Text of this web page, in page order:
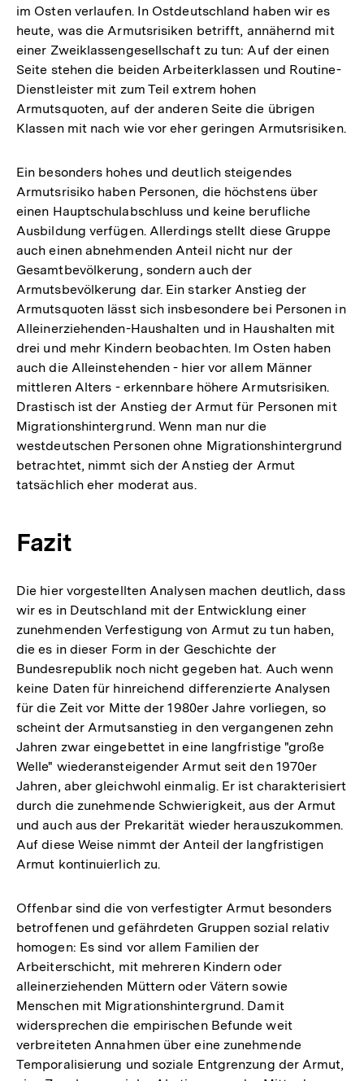
im Osten verlaufen. In Ostdeutschland haben wir es
heute, was die Armutsrisiken betrifft, annähernd mit
einer Zweiklassengesellschaft zu tun: Auf der einen
Seite stehen die beiden Arbeiterklassen und Routine-
Dienstleister mit zum Teil extrem hohen
Armutsquoten, auf der anderen Seite die übrigen
Klassen mit nach wie vor eher geringen Armutsrisiken.
Ein besonders hohes und deutlich steigendes
Armutsrisiko haben Personen, die höchstens über
einen Hauptschulabschluss und keine berufliche
Ausbildung verfügen. Allerdings stellt diese Gruppe
auch einen abnehmenden Anteil nicht nur der
Gesamtbevölkerung, sondern auch der
Armutsbevölkerung dar. Ein starker Anstieg der
Armutsquoten lässt sich insbesondere bei Personen in
Alleinerziehenden-Haushalten und in Haushalten mit
drei und mehr Kindern beobachten. Im Osten haben
auch die Alleinstehenden - hier vor allem Männer
mittleren Alters - erkennbare höhere Armutsrisiken.
Drastisch ist der Anstieg der Armut für Personen mit
Migrationshintergrund. Wenn man nur die
westdeutschen Personen ohne Migrationshintergrund
betrachtet, nimmt sich der Anstieg der Armut
tatsächlich eher moderat aus.
Fazit
Die hier vorgestellten Analysen machen deutlich, dass
wir es in Deutschland mit der Entwicklung einer
zunehmenden Verfestigung von Armut zu tun haben,
die es in dieser Form in der Geschichte der
Bundesrepublik noch nicht gegeben hat. Auch wenn
keine Daten für hinreichend differenzierte Analysen
für die Zeit vor Mitte der 1980er Jahre vorliegen, so
scheint der Armutsanstieg in den vergangenen zehn
Jahren zwar eingebettet in eine langfristige "große
Welle" wiederansteigender Armut seit den 1970er
Jahren, aber gleichwohl einmalig. Er ist charakterisiert
durch die zunehmende Schwierigkeit, aus der Armut
und auch aus der Prekarität wieder herauszukommen.
Auf diese Weise nimmt der Anteil der langfristigen
Armut kontinuierlich zu.
Offenbar sind die von verfestigter Armut besonders
betroffenen und gefährdeten Gruppen sozial relativ
homogen: Es sind vor allem Familien der
Arbeiterschicht, mit mehreren Kindern oder
alleinerziehenden Müttern oder Vätern sowie
Menschen mit Migrationshintergrund. Damit
widersprechen die empirischen Befunde weit
verbreiteten Annahmen über eine zunehmende
Temporalisierung und soziale Entgrenzung der Armut,
Zum